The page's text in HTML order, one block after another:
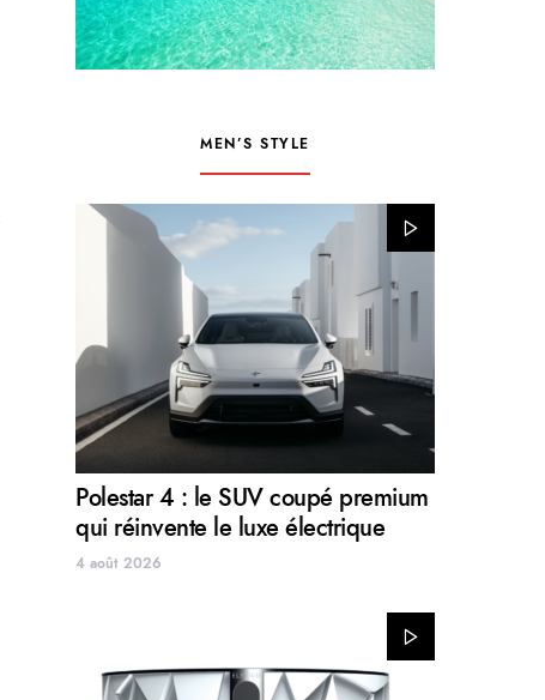
MEN’S STYLE
Polestar 4 : le SUV coupé premium
qui réinvente le luxe électrique
4 août 2026